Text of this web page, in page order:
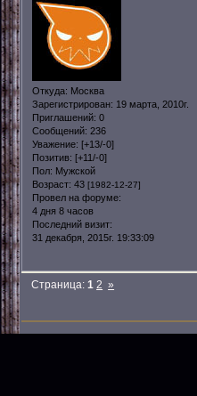
Откуда: Москва
Зарегистрирован: 19 марта, 2010г.
Приглашений: 0
Сообщений: 236
Уважение: [+13/-0]
Позитив: [+11/-0]
Пол: Мужской
Возраст: 43 [1982-12-27]
Провел на форуме:
4 дня 8 часов
Последний визит:
31 декабря, 2015г. 19:33:09
Страница:1 2 »